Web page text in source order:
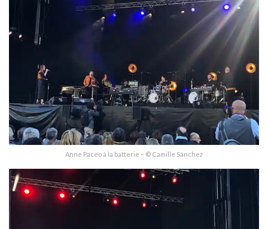
Anne Paceo à la batterie – © Camille Sánchez